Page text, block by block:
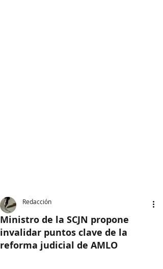
Ministro de la SCJN propone
invalidar puntos clave de la
reforma judicial de AMLO
Redacción